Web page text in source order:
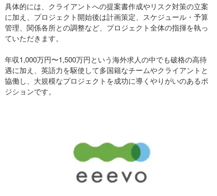
具体的には、クライアントへの提案書作成やリスク対策の立案
に加え、プロジェクト開始後は計画策定、スケジュール・予算
管理、関係各所との調整など、プロジェクト全体の指揮を執っ
ていただきます。
年収1,000万円〜1,500万円という海外求人の中でも破格の高待
遇に加え、英語力を駆使して多国籍なチームやクライアントと
協働し、大規模なプロジェクトを成功に導くやりがいのあるポ
ジションです。